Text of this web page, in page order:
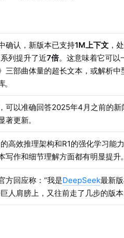
确认，新版本已支持1M上下文 ，
列提升了近7倍。这意味着它可以
三部曲体量的超长文本，或解析中
。
可以准确回答2025年4月之前的新
著更新。
高效推理架构和R1的强化学习能力
写作和细节理解方面都有明显提升。
方回应称：“我是DeepSeek最新
人肩膀上，又往前走了几步的版本